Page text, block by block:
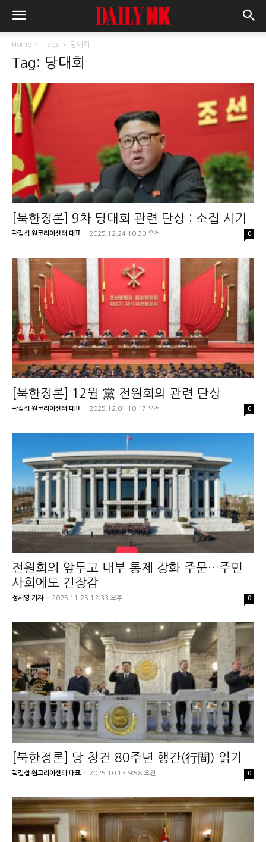
Home Tags 당대회
Tag: 당대회
[북한정론] 9차 당대회 관련 단상 : 소집 시기
곽길섭 원코리아센터 대표 - 2025.12.24 10:30 오전 0
[북한정론] 12월 黨 전원회의 관련 단상
곽길섭 원코리아센터 대표 - 2025.12.01 10:17 오전 0
전원회의 앞두고 내부 통제 강화 주문…주민
사회에도 긴장감
정서영 기자 - 2025.11.25 12:33 오후 0
[북한정론] 당 창건 80주년 행간(行間) 읽기
곽길섭 원코리아센터 대표 - 2025.10.13 9:58 오전 0